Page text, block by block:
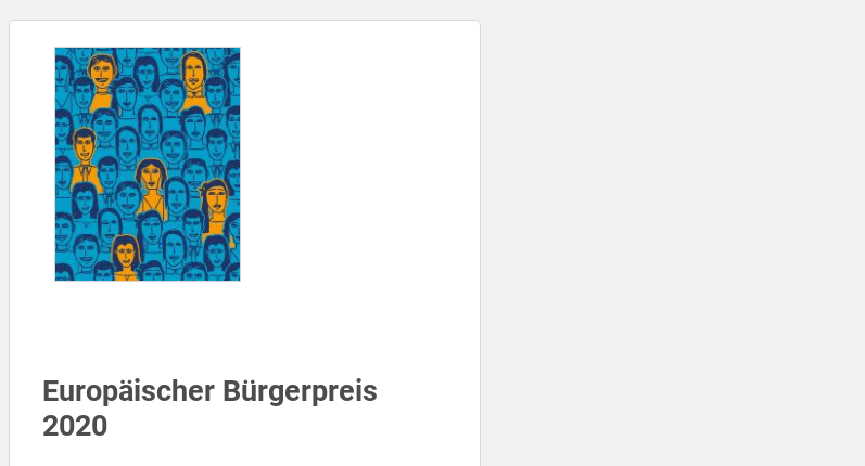
Europäischer Bürgerpreis
2020